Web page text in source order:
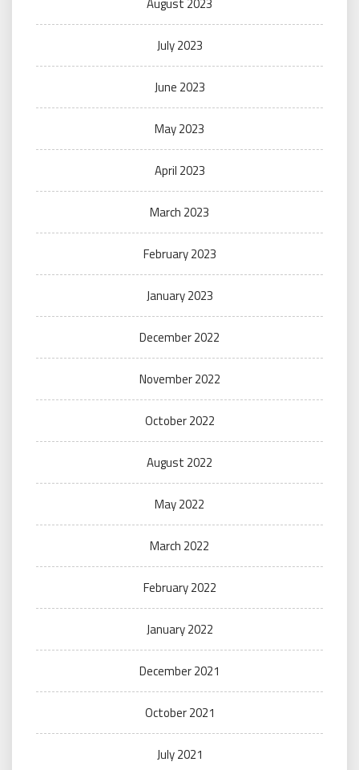
July 2023
June 2023
May 2023
April 2023
March 2023
February 2023
January 2023
December 2022
November 2022
October 2022
August 2022
May 2022
March 2022
February 2022
January 2022
December 2021
October 2021
July 2021